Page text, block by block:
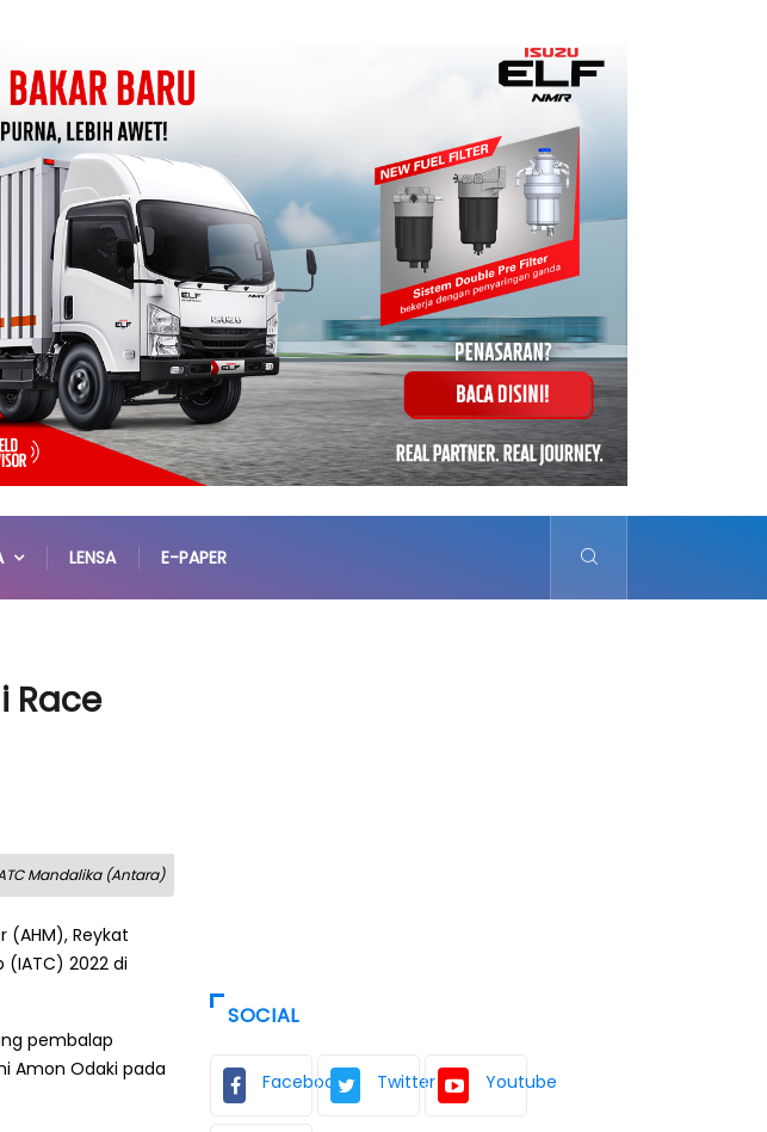
LENSA E-PAPER
Race
Mandalika (Antara)
(AHM), Reykat
2022 di
pembalap
Amon Odaki pada
SOCIAL
Facebook Twitter Youtube